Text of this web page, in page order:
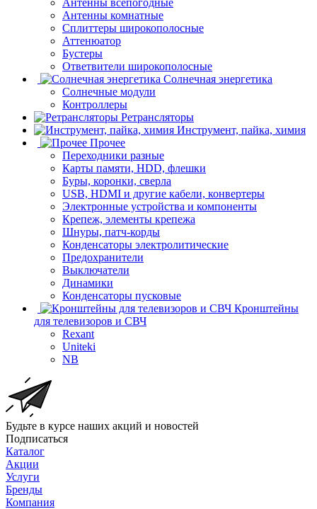
Антенны комнатные
Сплиттеры широкополосные
Аттенюатор
Бустеры
Ответвители широкополосные
Солнечная энергетика
Солнечные модули
Контроллеры
Ретрансляторы
Инструмент, пайка, химия
Прочее
Переходники разные
Карты памяти, HDD, флешки
Буры, коронки, сверла
USB, HDMI и другие кабели, конвертеры
Электронные устройства и компоненты
Крепеж, элементы крепежа
Шнуры, патч-корды
Конденсаторы электролитические
Предохранители
Выключатели
Динамики
Конденсаторы пусковые
Кронштейны
для телевизоров и СВЧ
Rexant
Uniteki
NB
Будьте в курсе наших акций и новостей
Подписаться
Каталог
Акции
Услуги
Бренды
Компания